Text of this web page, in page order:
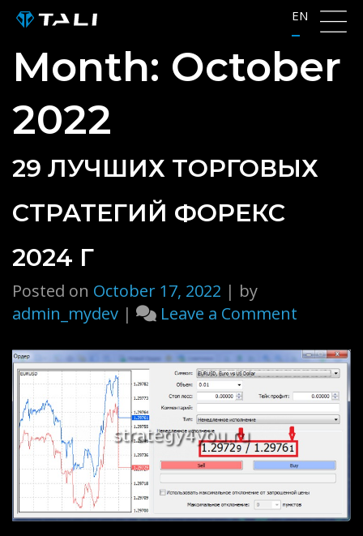
Skip
content
EN
Month: October
2022
29 ЛУЧШИХ ТОРГОВЫХ
СТРАТЕГИЙ ФОРЕКС
2024 Г
Posted on October 17, 2022 | by
admin_mydev | Leave a Comment
лучших
Форекс
г